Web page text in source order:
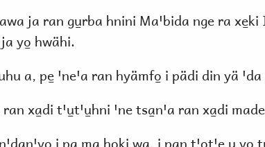
ja ran gu̱rba hnini Maꞌbida nge ra
ja yo̱ hwähi.
a, pe̱ ꞌneꞌa ran hyämfo̱ i pädi din yä
xa̱di tꞌu̱tꞌu̱hni ꞌne tsa̱nꞌa ran xa̱di
i pa ma hoki wa, i pan tꞌo̱tꞌe u̱ yo̱